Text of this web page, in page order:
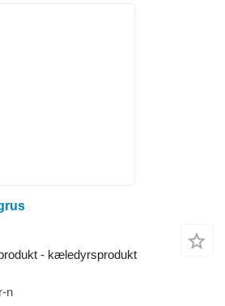
- kæledyrsprodukt
n